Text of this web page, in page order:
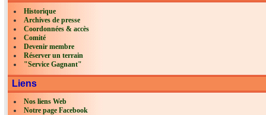
Historique
Archives de presse
Coordonnées & accès
Comité
Devenir membre
Réserver un terrain
"Service Gagnant"
Liens
Nos liens Web
Notre page Facebook